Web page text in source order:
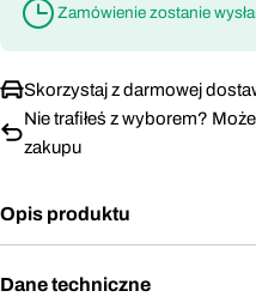
Zamówienie zostanie
Skorzystaj z darmowej
Nie trafiłeś z wyborem?
zakupu
Opis produktu
Dane techniczne